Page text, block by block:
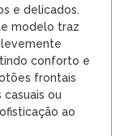
e delicados.
modelo traz
conforto e
frontais
ou
ao